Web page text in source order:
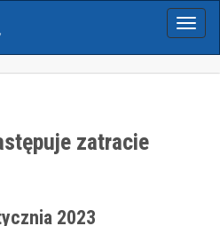
Menu
zatracie
2023